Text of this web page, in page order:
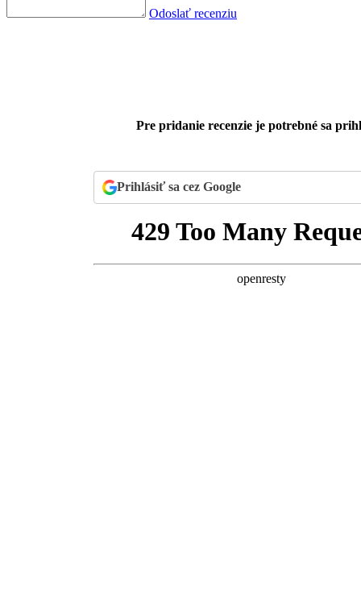
Odoslať recenziu
Pre pridanie recenzie je potrebné sa
Prihlásiť sa cez Google